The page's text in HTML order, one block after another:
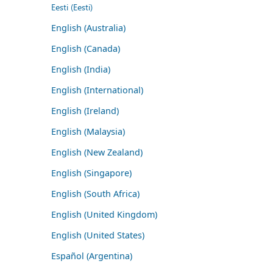
Eesti (Eesti)
English (Australia)
English (Canada)
English (India)
English (International)
English (Ireland)
English (Malaysia)
English (New Zealand)
English (Singapore)
English (South Africa)
English (United Kingdom)
English (United States)
Español (Argentina)